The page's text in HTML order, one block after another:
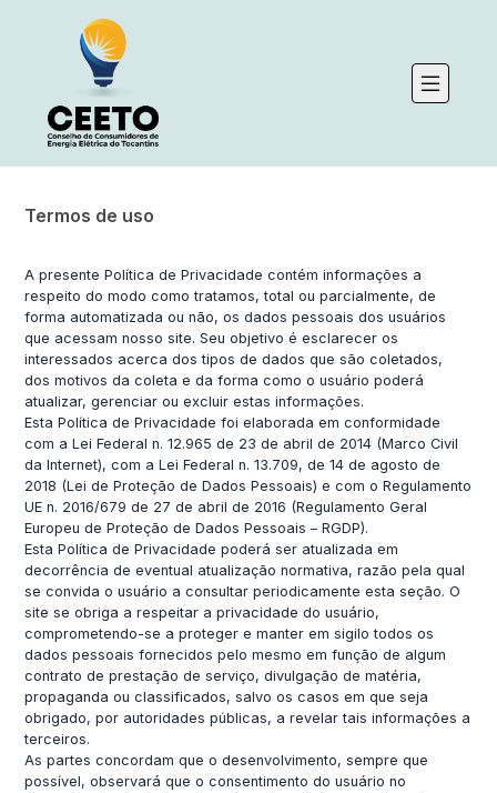
Termos de uso
A presente Política de Privacidade contém informações a
respeito do modo como tratamos, total ou parcialmente, de
forma automatizada ou não, os dados pessoais dos usuários
que acessam nosso site. Seu objetivo é esclarecer os
interessados acerca dos tipos de dados que são coletados,
dos motivos da coleta e da forma como o usuário poderá
atualizar, gerenciar ou excluir estas informações.
Esta Política de Privacidade foi elaborada em conformidade
com a Lei Federal n. 12.965 de 23 de abril de 2014 (Marco Civil
da Internet), com a Lei Federal n. 13.709, de 14 de agosto de
2018 (Lei de Proteção de Dados Pessoais) e com o Regulamento
UE n. 2016/679 de 27 de abril de 2016 (Regulamento Geral
Europeu de Proteção de Dados Pessoais – RGDP).
Esta Política de Privacidade poderá ser atualizada em
decorrência de eventual atualização normativa, razão pela qual
se convida o usuário a consultar periodicamente esta seção. O
site se obriga a respeitar a privacidade do usuário,
comprometendo-se a proteger e manter em sigilo todos os
dados pessoais fornecidos pelo mesmo em função de algum
contrato de prestação de serviço, divulgação de matéria,
propaganda ou classificados, salvo os casos em que seja
obrigado, por autoridades públicas, a revelar tais informações a
terceiros.
As partes concordam que o desenvolvimento, sempre que
possível, observará que o consentimento do usuário no